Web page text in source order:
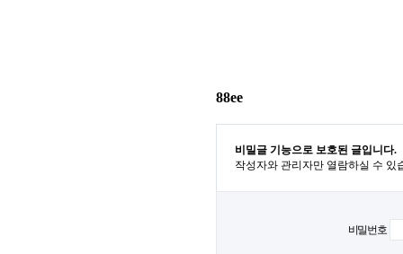
88ee
비밀글 기능으로 보호된 글입니다.
작성자와 관리자만 열람하실 수 있
비밀번호